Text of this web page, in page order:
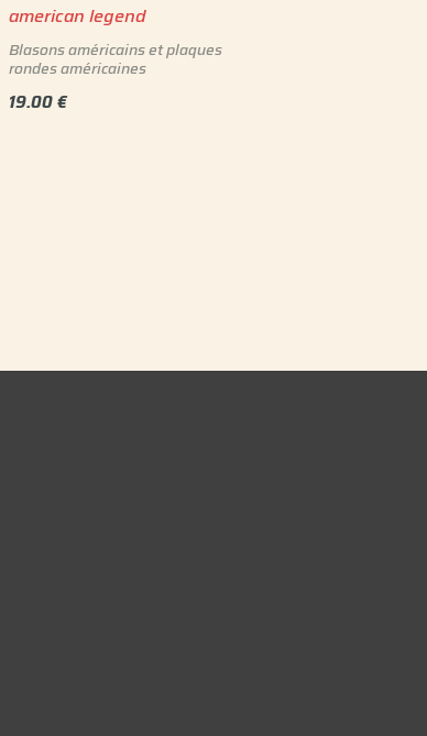
american legend
Blasons américains et plaques
rondes américaines
19.00€